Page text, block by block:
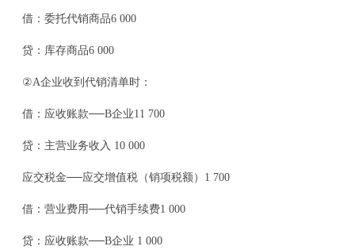
借：委托代销商品6 000
贷：库存商品6 000
②A企业收到代销清单时：
借：应收账款──B企业11 700
贷：主营业务收入 10 000
应交税金──应交增值税（销项税额）1 700
借：营业费用──代销手续费1 000
贷：应收账款──B企业 1 000